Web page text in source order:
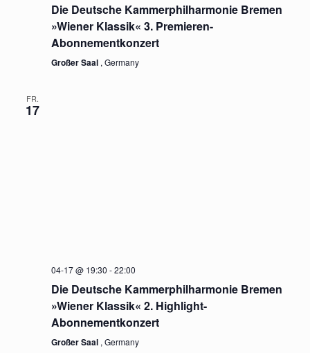
Die Deutsche Kammerphilharmonie Bremen
»Wiener Klassik« 3. Premieren-
Abonnementkonzert
Großer Saal , Germany
FR.
17
04-17 @ 19:30 -22:00
Die Deutsche Kammerphilharmonie Bremen
»Wiener Klassik« 2. Highlight-
Abonnementkonzert
Großer Saal , Germany